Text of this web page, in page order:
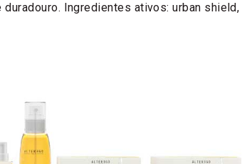
Ingredientes ativos: urban shield,